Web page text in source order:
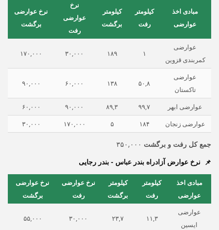
مبادی اخذ
عوارضی
کیلومتر
رفت
کیلومتر
برگشت
نرخ
عوارضی
رفت
نرخ عوارضی
برگشت
عوارضی
کمربندی قزوین
۱ ۱۸۹ ۳۰,۰۰۰ ۱۷۰,۰۰۰
عوارضی
تاکستان
۵۰,۸ ۱۳۸ ۶۰,۰۰۰ ۹۰,۰۰۰
عوارضی ابهر ۹۹,۷ ۸۹,۳ ۹۰,۰۰۰
۶۰,۰۰۰
عوارضی زنجان
۱۸۴ ۵ ۱۷۰,۰۰۰ ۳۰,۰۰۰
جمع کل رفت و برگشت ۳۵۰,۰۰۰
نرخ عوارض آزادراه بندر عباس - بندر رجایی
مبادی اخذ
عوارضی
کیلومتر
رفت
کیلومتر
برگشت
نرخ عوارضی
رفت
نرخ عوارضی
برگشت
عوارضی
ایسین
۱۱,۳ ۲۳,۷ ۳۰,۰۰۰ ۵۵,۰۰۰